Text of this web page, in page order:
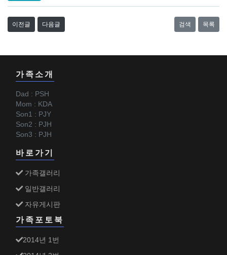
이전글 다음글 검색 목록
가족소개
Dad : PSH
Mom : KDA
Son1 : PJY
Son2 : PJH
Son3 : PJH
바로가기
가족갤러리
일반갤러리
자유게시판
가족포토북
2014년 1번